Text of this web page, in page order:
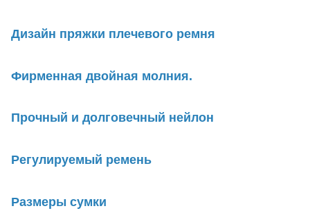
Дизайн пряжки плечевого ремня
Фирменная двойная молния.
Прочный и долговечный нейлон
Регулируемый ремень
Размеры сумки